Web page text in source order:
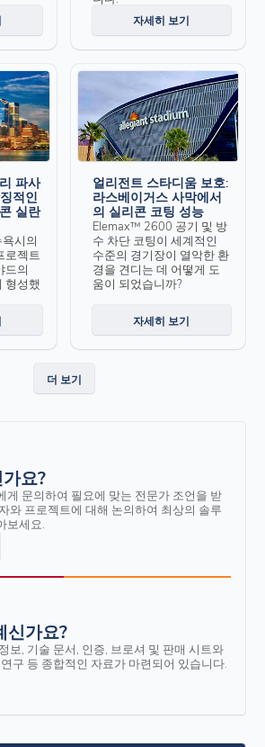
자세히 보기
파사
적인
실란
시의
로젝트
드의
형성했
얼리전트 스타디움 보호:
라스베이거스 사막에서
의 실리콘 코팅 성능
Elemax™ 2600 공기 및 방
수 차단 코팅이 세계적인
수준의 경기장이 열악한 환
경을 견디는 데 어떻게 도
움이 되었습니까?
자세히 보기
더 보기
요?
게 문의하여 필요에 맞는 전문가 조언을 받
와 프로젝트에 대해 논의하여 최상의 솔루
보세요.
신가요?
보, 기술 문서, 인증, 브로셔 및 판매 시트와
구 등 종합적인 자료가 마련되어 있습니다.